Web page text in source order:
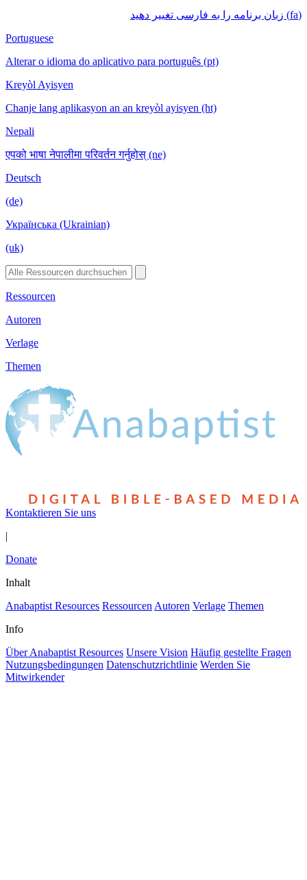
(fa) زبان برنامه را به فارسی تغییر دهید
Portuguese
Alterar o idioma do aplicativo para português (pt)
Kreyòl Ayisyen
Chanje lang aplikasyon an an kreyòl ayisyen (ht)
Nepali
एपको भाषा नेपालीमा परिवर्तन गर्नुहोस् (ne)
Deutsch
(de)
Українська (Ukrainian)
(uk)
Ressourcen
Autoren
Verlage
Themen
Kontaktieren Sie uns
|
Donate
Inhalt
Anabaptist Resources Ressourcen Autoren Verlage Themen
Info
Über Anabaptist Resources Unsere Vision Häufig gestellte Fragen
Nutzungsbedingungen Datenschutzrichtlinie Werden Sie
Mitwirkender